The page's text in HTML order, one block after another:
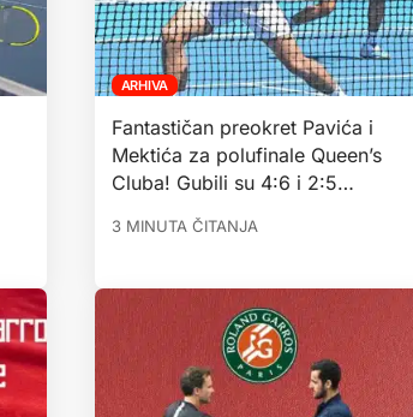
ARHIVA
Fantastičan preokret Pavića i
Mektića za polufinale Queen’s
Cluba! Gubili su 4:6 i 2:5…
3 MINUTA ČITANJA